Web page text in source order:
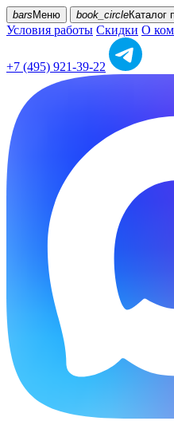
bars Меню book_circleКаталог
Условия работы Скидки О
+7 (495) 921-39-22